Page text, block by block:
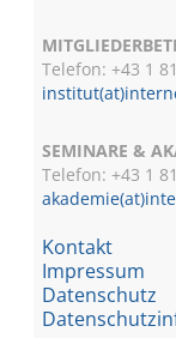
Telefon: +43 1
SEMINARE &
Telefon: +43 1
Kontakt
Impressum
Datenschutz